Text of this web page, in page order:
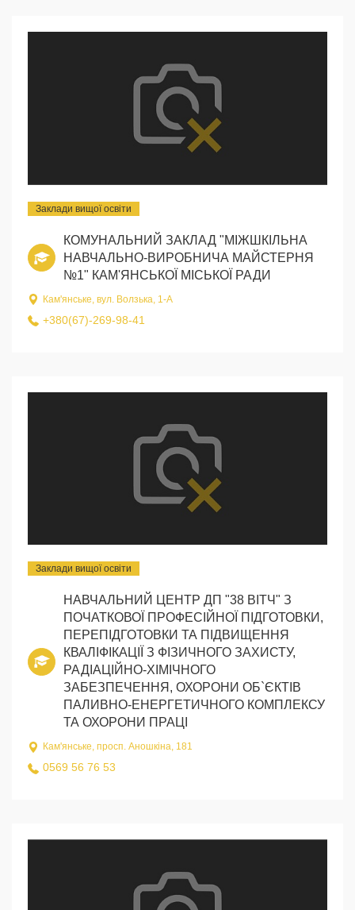
Заклади вищої освіти
КОМУНАЛЬНИЙ ЗАКЛАД "МІЖШКІЛЬНА
НАВЧАЛЬНО-ВИРОБНИЧА МАЙСТЕРНЯ
№1" КАМ'ЯНСЬКОЇ МІСЬКОЇ РАДИ
Кам'янське, вул. Волзька, 1-А
+380(67)-269-98-41
Заклади вищої освіти
НАВЧАЛЬНИЙ ЦЕНТР ДП "38 ВІТЧ" З
ПОЧАТКОВОЇ ПРОФЕСІЙНОЇ ПІДГОТОВКИ,
ПЕРЕПІДГОТОВКИ ТА ПІДВИЩЕННЯ
КВАЛІФІКАЦІЇ З ФІЗИЧНОГО ЗАХИСТУ,
РАДІАЦІЙНО-ХІМІЧНОГО
ЗАБЕЗПЕЧЕННЯ, ОХОРОНИ ОБ`ЄКТІВ
ПАЛИВНО-ЕНЕРГЕТИЧНОГО КОМПЛЕКСУ
ТА ОХОРОНИ ПРАЦІ
Кам'янське, просп. Аношкіна, 181
0569 56 76 53